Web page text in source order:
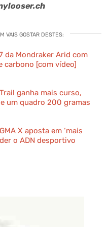
VAIS GOSTAR DESTES:
da Mondraker Arid com
carbono [com vídeo]
ganha mais curso,
um quadro 200 gramas
X aposta em ‘mais
o ADN desportivo